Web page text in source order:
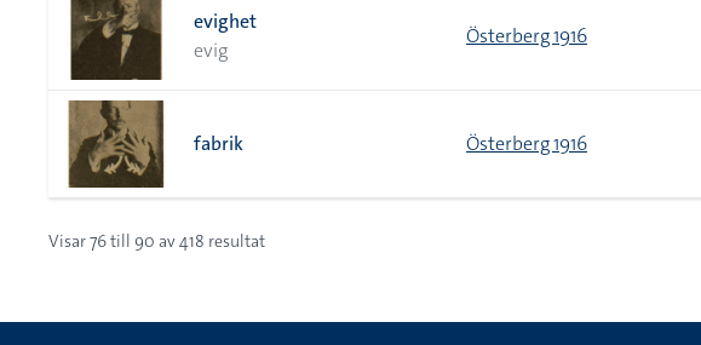
evighet
evig
Österberg 1916
fabrik Österberg 1916
Visar76till 90 av418 resultat